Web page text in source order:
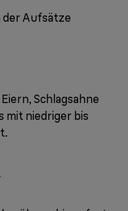
der Aufsätze
Schlagsahne
mit niedriger bis